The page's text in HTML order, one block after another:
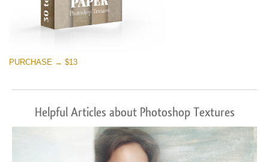
PURCHASE → $13
Helpful Articles about Photoshop Textures